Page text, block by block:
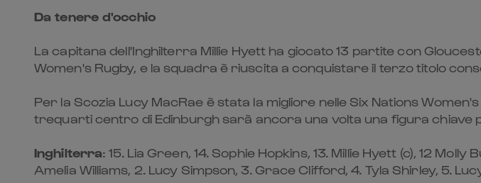
Da tenere d'occhio
La capitana dell'Inghilterra Millie Hyett ha giocato 13 partite con
Women's Rugby, e la squadra è riuscita a conquistare il terzo titolo
Per la Scozia Lucy MacRae è stata la migliore nelle Six Nations
trequarti centro di Edinburgh sarà ancora una volta una figura chiave
Inghilterra: 15. Lia Green, 14. Sophie Hopkins, 13. Millie Hyett (c), 12
Amelia Williams, 2. Lucy Simpson, 3. Grace Clifford, 4. Tyla Shirley, 5.